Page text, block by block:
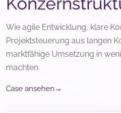
Wie agile Entwicklung, klare
Projektsteuerung aus langen
marktfähige Umsetzung in
machten.
Case ansehen →